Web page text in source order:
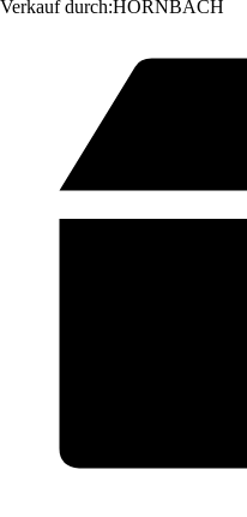
Verkauf durch:HORNBACH